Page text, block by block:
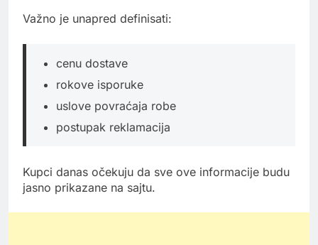
Važno je unapred definisati:
cenu dostave
rokove isporuke
uslove povraćaja robe
postupak reklamacija
Kupci danas očekuju da sve ove informacije budu
jasno prikazane na sajtu.